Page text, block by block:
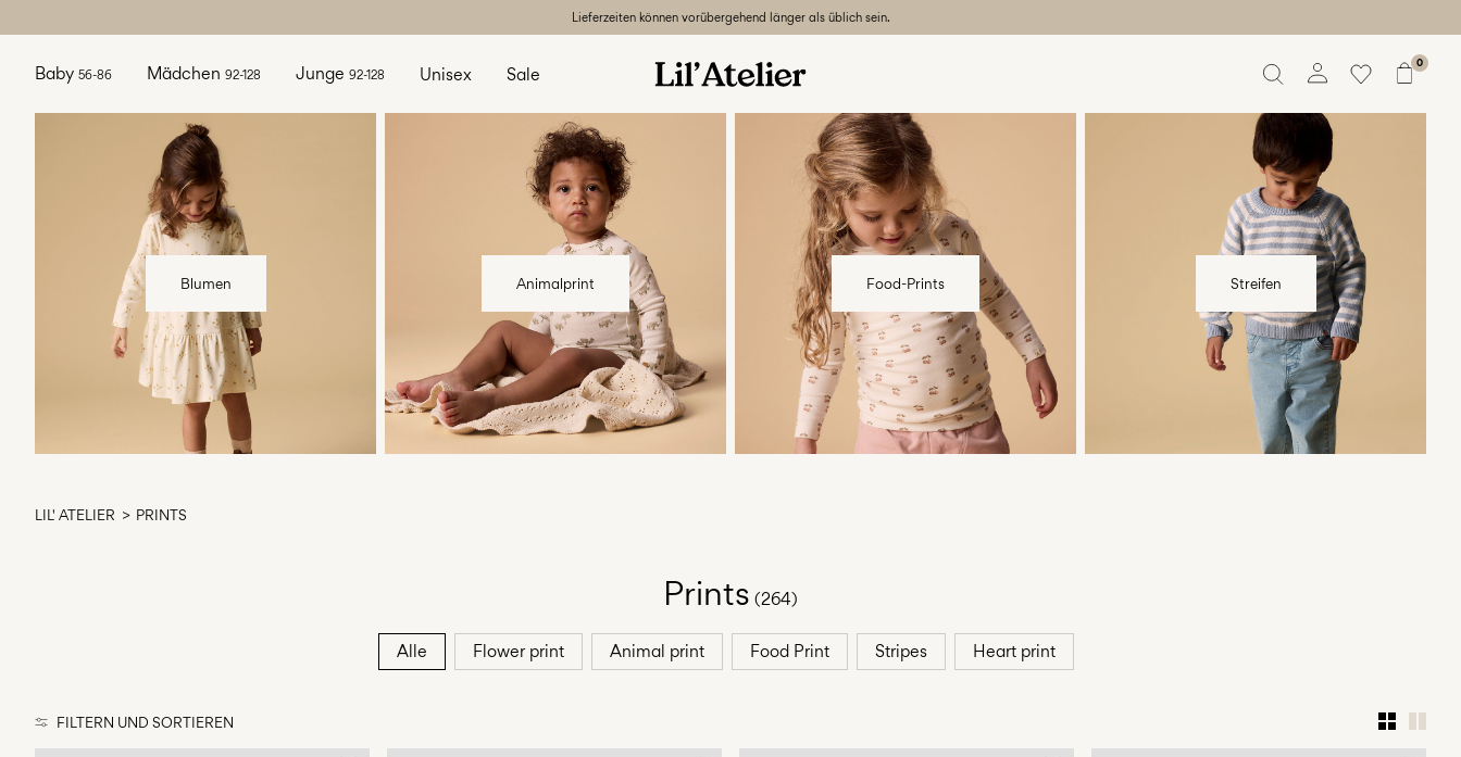
Lieferzeiten können vorübergehend länger als üblich sein.
Übersicht
Bestellungen
Wunschliste
Ich brauche Hilfe
0
Baby 56-86 Mädchen 92-128 Junge 92-128 Unisex Sale
Blumen
w7-plp-catbanner-la-lilatelier-flower-
Animalprint
w7-plp-catbanner-la-lilatelier-animal-
Food-Prints
w7-plp-catbanner-la-lilatelier-food-
print-region3
Streifen
w7-plp-catbanner-la-lilatelier-stripes-
LIL' ATELIER PRINTS
Prints (264)
Alle Flower print Animal print Food Print Stripes Heart print
FILTERN UND SORTIEREN